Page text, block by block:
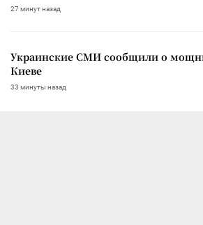
27 минут назад
Украинские СМИ сообщили о
Киеве
33 минуты назад